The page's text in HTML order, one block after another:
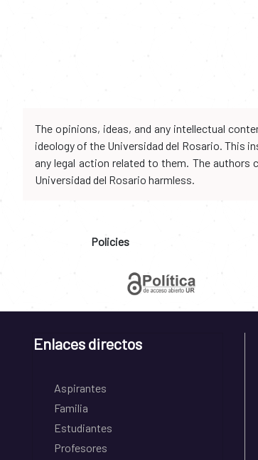
The opinions, ideas, and any intellectual
ideology of the Universidad del Rosario. This
any legal action related to them. The
Universidad del Rosario harmless.
Policies
Enlaces directos
Aspirantes
Familia
Estudiantes
Profesores